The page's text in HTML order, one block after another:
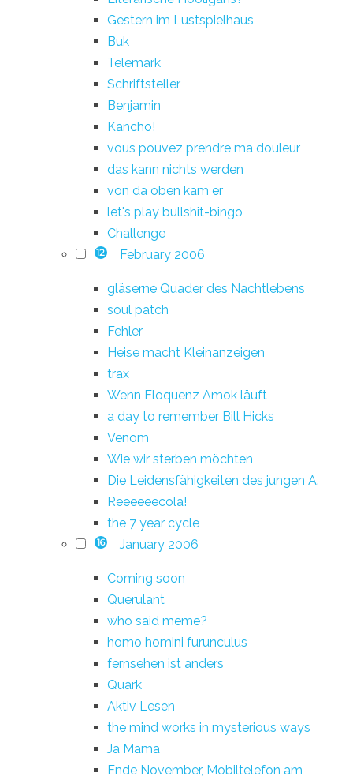
Gestern im Lustspielhaus
Buk
Telemark
Schriftsteller
Benjamin
Kancho!
vous pouvez prendre ma douleur
das kann nichts werden
von da oben kam er
let's play bullshit-bingo
Challenge
12 February 2006
gläserne Quader des Nachtlebens
soul patch
Fehler
Heise macht Kleinanzeigen
trax
Wenn Eloquenz Amok läuft
a day to remember Bill Hicks
Venom
Wie wir sterben möchten
Die Leidensfähigkeiten des jungen A.
Reeeeeecola!
the 7 year cycle
16 January 2006
Coming soon
Querulant
who said meme?
homo homini furunculus
fernsehen ist anders
Quark
Aktiv Lesen
the mind works in mysterious ways
Ja Mama
Ende November, Mobiltelefon am